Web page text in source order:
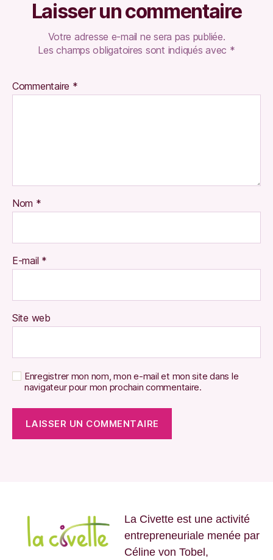
Laisser un commentaire
Votre adresse e-mail ne sera pas publiée.
Les champs obligatoires sont indiqués avec *
Commentaire *
Nom *
E-mail *
Site web
Enregistrer mon nom, mon e-mail et mon site dans le
navigateur pour mon prochain commentaire.
La Civette est une activité
entrepreneuriale menée par
Céline von Tobel,